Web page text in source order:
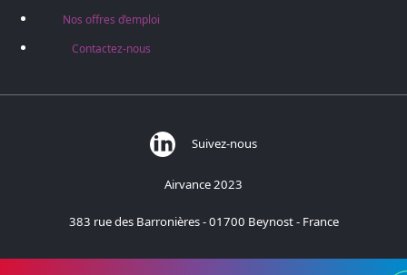
Nos offres d’emploi
Contactez-nous
Suivez-nous
Airvance 2023
383 rue des Barronières - 01700 Beynost - France